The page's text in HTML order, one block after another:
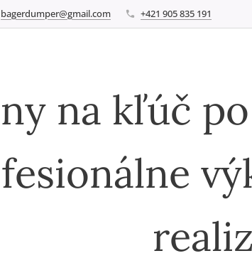
bagerdumper@gmail.com +421 905 835 191
na kľúč